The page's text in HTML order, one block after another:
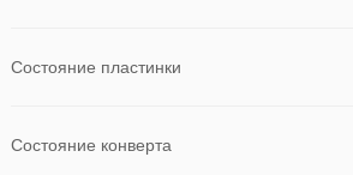
Состояние пластинки
Состояние конверта